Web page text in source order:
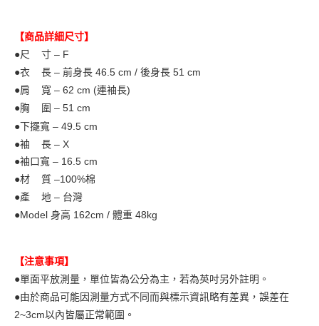
【商品詳細尺寸】
●尺 寸 – F
●衣 長 – 前身長 46.5 cm / 後身長 51 cm
●肩 寬 – 62 cm (連袖長)
●胸 圍 – 51 cm
●下擺寬 – 49.5 cm
●袖 長 – X
●袖口寬 – 16.5 cm
●材 質 –100%棉
●產 地 – 台灣
●Model 身高 162cm / 體重 48kg
【注意事項】
●單面平放測量，單位皆為公分為主，若為英吋另外註明。
●由於商品可能因測量方式不同而與標示資訊略有差異，誤差在
2~3cm以內皆屬正常範圍。